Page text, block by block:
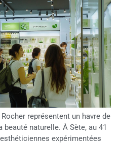
représentent un havre de
beauté naturelle. À Sète, au 41
expérimentées